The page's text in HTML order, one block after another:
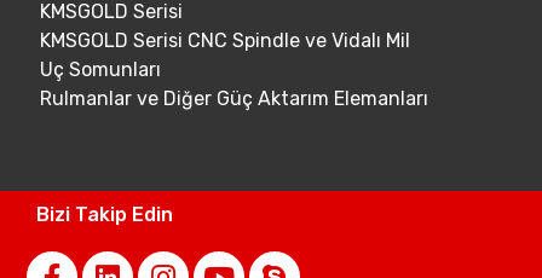
KMSGOLD Serisi
KMSGOLD Serisi CNC Spindle ve Vidalı Mil
Uç Somunları
Rulmanlar ve Diğer Güç Aktarım Elemanları
Bizi Takip Edin